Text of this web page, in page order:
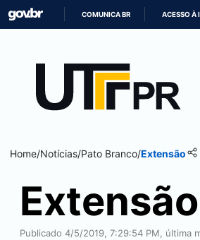
CONTEÚDO
COMUNICA BR ACESSO À
Home/Notícias/Pato Branco/Extensão
Extensão
Publicado 4/5/2019, 7:29:54 PM, última